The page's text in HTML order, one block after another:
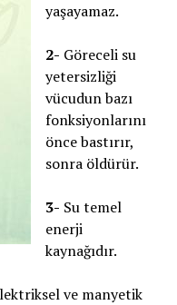
yaşayamaz.
2- Göreceli su
yetersizliği
vücudun bazı
fonksiyonlarını
önce bastırır,
sonra öldürür.
3- Su temel
enerji
kaynağıdır.
ve manyetik